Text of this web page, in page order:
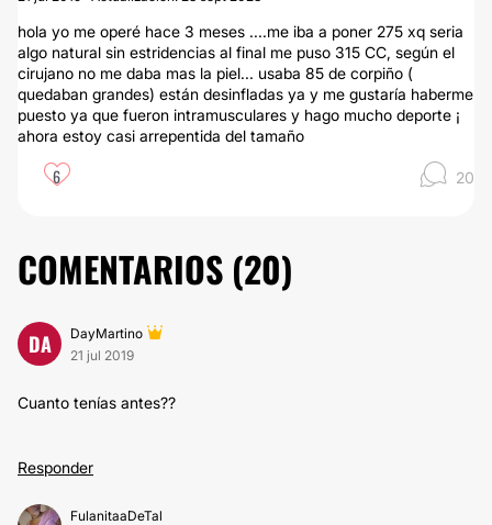
hola yo me operé hace 3 meses ....me iba a poner 275 xq seria
algo natural sin estridencias al final me puso 315 CC, según el
cirujano no me daba mas la piel... usaba 85 de corpiño (
quedaban grandes) están desinfladas ya y me gustaría haberme
puesto ya que fueron intramusculares y hago mucho deporte ¡
ahora estoy casi arrepentida del tamaño
6 20
COMENTARIOS (20)
DA
DayMartino
21 jul 2019
Cuanto tenías antes??
Responder
FulanitaaDeTal